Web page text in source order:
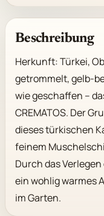
Beschreibung
Herkunft: Türkei,
getrommelt, gelb-
wie geschaffen –
CREMATOS. Der
dieses türkischen
feinem
Durch das
ein wohlig warmes
im Garten.